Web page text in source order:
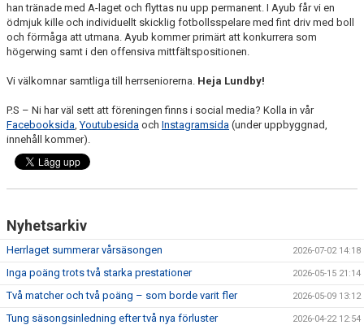
han tränade med A-laget och flyttas nu upp permanent. I Ayub får vi en
ödmjuk kille och individuellt skicklig fotbollsspelare med fint driv med boll
och förmåga att utmana. Ayub kommer primärt att konkurrera som
högerwing samt i den offensiva mittfältspositionen.
Vi välkomnar samtliga till herrseniorerna. Heja Lundby!
P.S – Ni har väl sett att föreningen finns i social media? Kolla in vår
Facebooksida,Youtubesida och Instagramsida (under uppbyggnad,
innehåll kommer).
Nyhetsarkiv
Herrlaget summerar vårsäsongen 2026-07-02 14:18
Inga poäng trots två starka prestationer 2026-05-15 21:14
Två matcher och två poäng – som borde varit fler 2026-05-09 13:12
Tung säsongsinledning efter två nya förluster 2026-04-22 12:54